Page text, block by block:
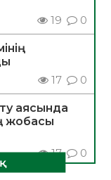
19 0
17 0
аясында
жобасы
17 0